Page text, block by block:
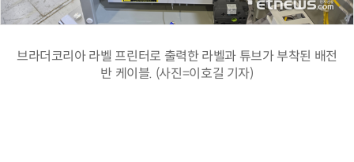
브라더코리아 라벨 프린터로 출력한 라벨과 튜브가 부착된 배전
반 케이블. (사진=이호길 기자)